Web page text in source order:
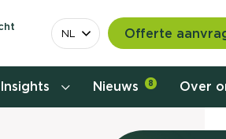
NL Offerte
Nieuws 8 Over